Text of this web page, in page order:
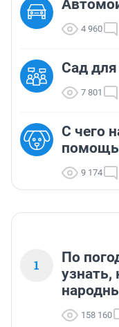
4 960
Сад
7 801
С чего
помощь
9 174
1
По
узнать,
158 160